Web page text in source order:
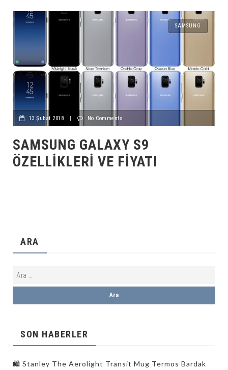
SAMSUNG
13 Şubat 2018 No Comments
SAMSUNG GALAXY S9
ÖZELLIKLERI VE FIYATI
ARA
SON HABERLER
🛍 Stanley The Aerolight Transit Mug Termos Bardak